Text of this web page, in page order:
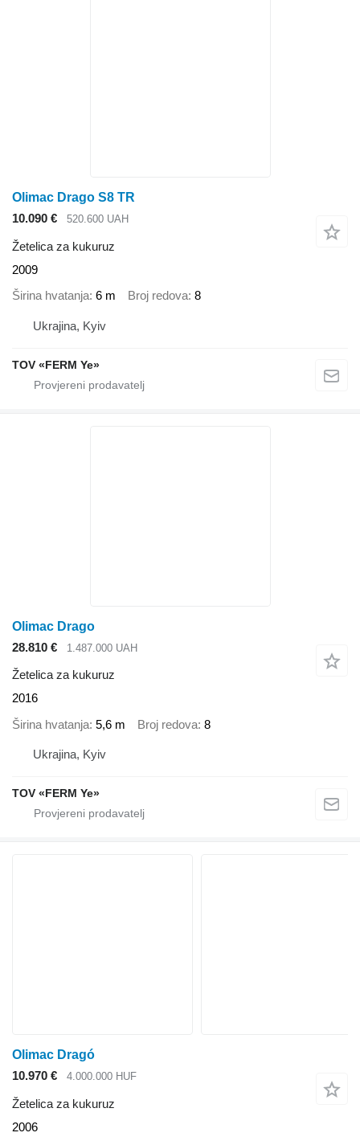
Olimac Drago S8 TR
10.090 €
520.600 UAH
Žetelica za kukuruz
2009
Širina hvatanja 6 m Broj redova 8
Ukrajina, Kyiv
TOV «FERM Ye»
Olimac Drago
28.810 €
1.487.000 UAH
Žetelica za kukuruz
2016
Širina hvatanja 5,6 m Broj redova 8
Ukrajina, Kyiv
TOV «FERM Ye»
Olimac Dragó
10.970 €
4.000.000 HUF
Žetelica za kukuruz
2006